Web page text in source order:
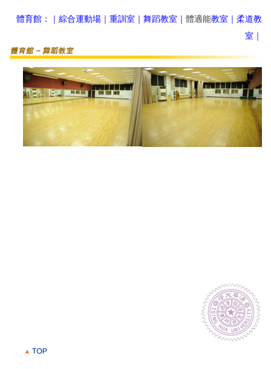
體育館：｜ 綜合運動場 ｜ 重訓室 ｜ 舞蹈教室 ｜ 體適能教室 ｜ 柔道教
室 ｜